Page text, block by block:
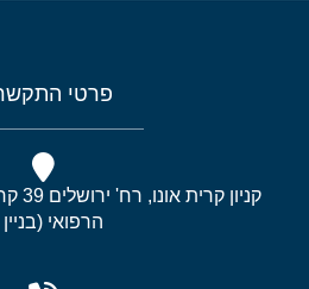
פרטי
הרפואי (בניין 1)